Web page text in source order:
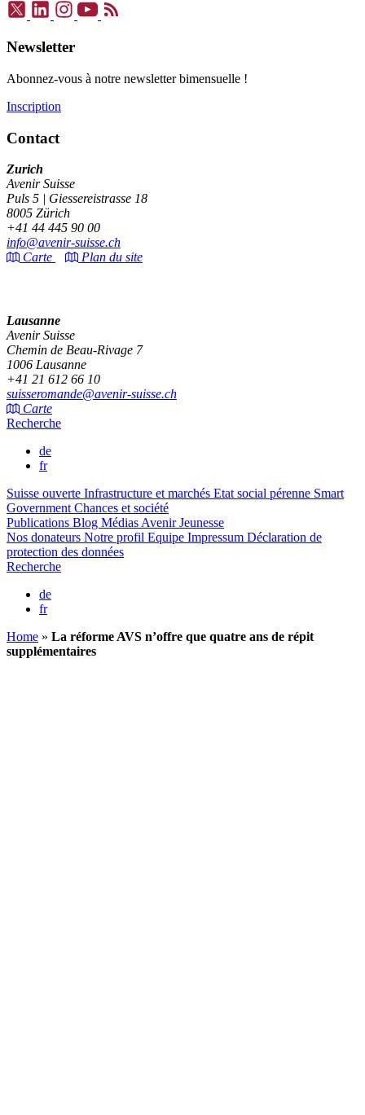
Newsletter
Abonnez-vous à notre newsletter bimensuelle !
Inscription
Contact
Zurich
Avenir Suisse
Puls 5 | Giessereistrasse 18
8005 Zürich
+41 44 445 90 00
info@avenir-suisse.ch
Carte
Plan du site
Lausanne
Avenir Suisse
Chemin de Beau-Rivage 7
1006 Lausanne
+41 21 612 66 10
suisseromande@avenir-suisse.ch
Carte
Recherche
de
fr
Suisse ouverte Infrastructure et marchés Etat social pérenne Smart
Government Chances et société
Publications Blog Médias Avenir Jeunesse
Nos donateurs Notre profil Equipe Impressum Déclaration de
protection des données
Recherche
de
fr
Home » La réforme AVS n’offre que quatre ans de répit
supplémentaires